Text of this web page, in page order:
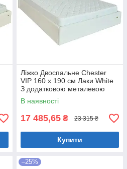
Ліжко Двоспальне Chester
VIP 160 х 190 см Лаки White
З додатковою металевою
цільнозварною рамою Білий
В наявності
17 485,65 ₴ 23 315 ₴
Купити
–25%